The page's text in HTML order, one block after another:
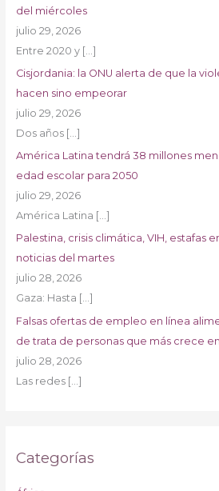
del miércoles
julio 29, 2026
Entre 2020 y […]
Cisjordania: la ONU alerta de que la
hacen sino empeorar
julio 29, 2026
Dos años […]
América Latina tendrá 38 millones
edad escolar para 2050
julio 29, 2026
América Latina […]
Palestina, crisis climática, VIH, estafas
noticias del martes
julio 28, 2026
Gaza: Hasta […]
Falsas ofertas de empleo en línea
de trata de personas que más crece
julio 28, 2026
Las redes […]
Categorías